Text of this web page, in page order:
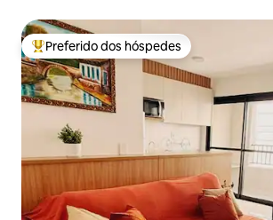
Entre os melhores preferidos dos hóspedes
Preferido dos hóspedes